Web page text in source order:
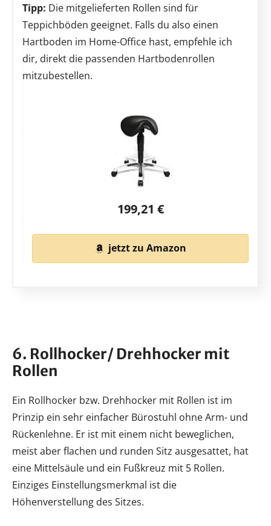
Tipp: Die mitgelieferten Rollen sind für
Teppichböden geeignet. Falls du also einen
Hartboden im Home-Office hast, empfehle ich
dir, direkt die passenden Hartbodenrollen
mitzubestellen.
199,21 €
jetzt zu Amazon
6. Rollhocker/ Drehhocker mit
Rollen
Ein Rollhocker bzw. Drehhocker mit Rollen ist im
Prinzip ein sehr einfacher Bürostuhl ohne Arm- und
Rückenlehne. Er ist mit einem nicht beweglichen,
meist aber flachen und runden Sitz ausgesattet, hat
eine Mittelsäule und ein Fußkreuz mit 5 Rollen.
Einziges Einstellungsmerkmal ist die
Höhenverstellung des Sitzes.